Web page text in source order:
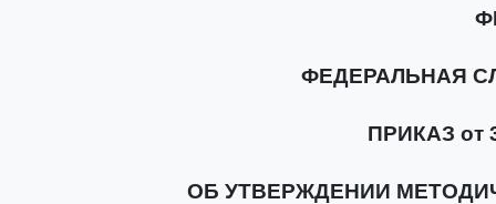
ФЕДЕРАЛЬНАЯ
ПРИКАЗ от
ОБ УТВЕРЖДЕНИИ